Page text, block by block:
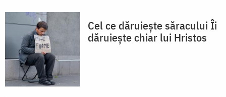
Cel ce dăruiește săracului Îi
dăruiește chiar lui Hristos